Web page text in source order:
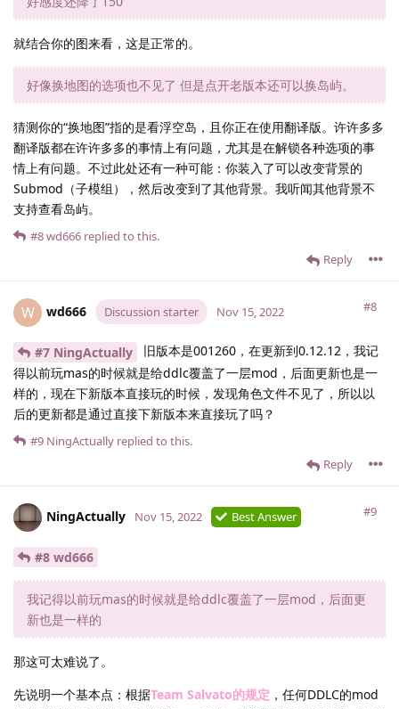
就结合你的图来看，这是正常的。
好像换地图的选项也不见了 但是点开老版本还可以换岛屿。
猜测你的“换地图”指的是看浮空岛，且你正在使用翻译版。许许多多
翻译版都在许许多多的事情上有问题，尤其是在解锁各种选项的事
情上有问题。不过此处还有一种可能：你装入了可以改变背景的
Submod（子模组），然后改变到了其他背景。我听闻其他背景不
支持查看岛屿。
Reply
#8wd666 replied to this.
W wd666 Discussion starter #8
Nov 15, 2022
#7 NingActually
旧版本是001260，在更新到0.12.12，我记
得以前玩mas的时候就是给ddlc覆盖了一层mod，后面更新也是一
样的，现在下新版本直接玩的时候，发现角色文件不见了，所以以
后的更新都是通过直接下新版本来直接玩了吗？
Reply
#9 NingActually replied to this.
NingActually #9
Nov 15, 2022 Best Answer
#8 wd666
我记得以前玩mas的时候就是给ddlc覆盖了一层mod，后面更
新也是一样的
那这可太难说了。
先说明一个基本点：根据Team Salvato的规定 ，任何DDLC的mod